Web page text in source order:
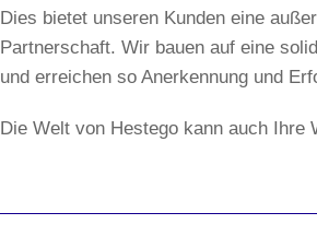
Dies bietet unseren Kunden eine
Partnerschaft. Wir bauen auf eine
und erreichen so Anerkennung und
Die Welt von Hestego kann auch Ihre